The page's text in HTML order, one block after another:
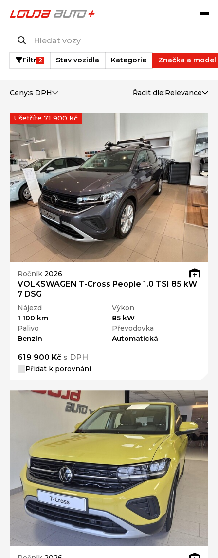
Filtr 2 Stav vozidla Kategorie Značka a model
Ceny:s DPH Řadit dle:Relevance
Ročník 2026
VOLKSWAGEN T-Cross People 1.0 TSI 85 kW
7 DSG
Nájezd
1 100 km
Výkon
85 kW
Palivo
Benzín
Převodovka
Automatická
619 900 Kč s DPH
Přidat k porovnání
Ušetříte 71 900 Kč